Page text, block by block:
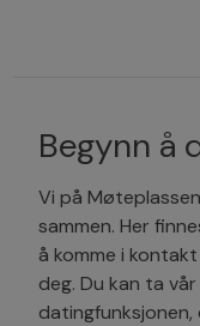
Begynn å
Vi på
sammen. Her
å komme i
deg. Du kan ta
datingfunksjonen,